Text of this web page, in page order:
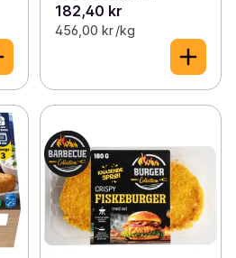
182,40 kr
456,00 kr /kg